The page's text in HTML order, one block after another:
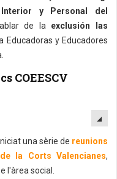
y Personal del
de la exclusión las
Educadoras y Educadores
COEESCV
una sèrie de reunions
la Corts Valencianes,
l'àrea social.